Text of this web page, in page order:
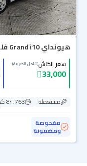
هيونداي Grand i10 فلييت 2024
سعر الكاش(شامل الضريبة)
33,000
مستعملة
84,763 كم
مفحوصة
ومضمونة